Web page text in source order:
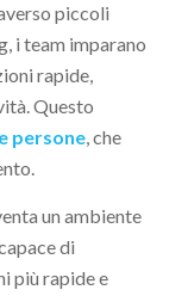
piccoli
i team imparano
rapide,
Questo
persone, che
un ambiente
di
più rapide e